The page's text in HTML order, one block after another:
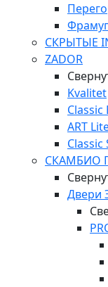
СКРЫТЫЕ
ZADOR
Kvalitet
ART
Classic
СКАМБИО